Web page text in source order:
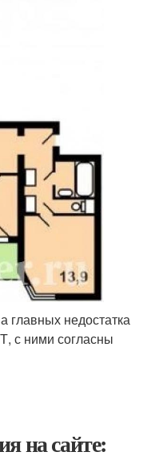
главных недостатка
с ними согласны
на сайте: